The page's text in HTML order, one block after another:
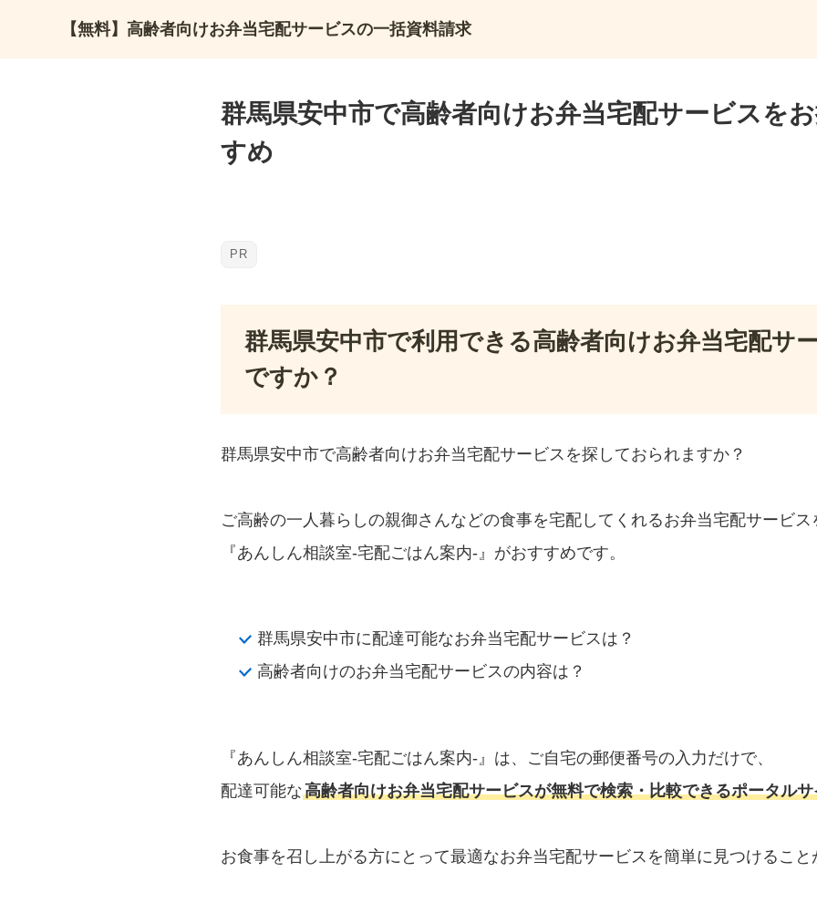
【無料】高齢者向けお弁当宅配サービスの一括資料請求
群馬県安中市で高齢者向けお弁当宅配サービスを
すめ
群馬県安中市で利用できる高齢者向けお弁当宅配サ
ですか？
群馬県安中市で高齢者向けお弁当宅配サービスを探しておられますか？
ご高齢の一人暮らしの親御さんなどの食事を宅配してくれるお弁当宅配サービス
『あんしん相談室‐宅配ごはん案内‐』がおすすめです。
群馬県安中市に配達可能なお弁当宅配サービスは？
高齢者向けのお弁当宅配サービスの内容は？
『あんしん相談室‐宅配ごはん案内‐』は、ご自宅の郵便番号の入力だけで、
配達可能な高齢者向けお弁当宅配サービスが無料で検索・比較できるポータル
お食事を召し上がる方にとって最適なお弁当宅配サービスを簡単に見つけること